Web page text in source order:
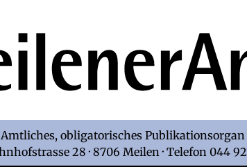
Amtliches, obligatorisches Publikationsorgan
28 · 8706 Meilen · Telefon 044